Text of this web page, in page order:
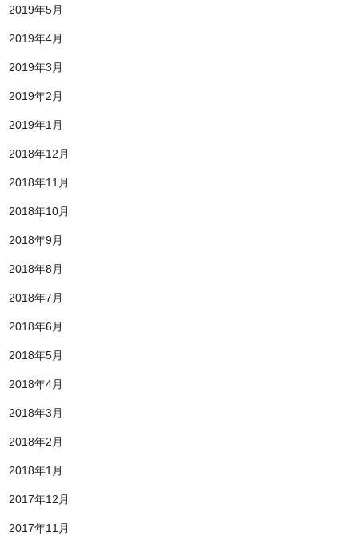
2019年5月
2019年4月
2019年3月
2019年2月
2019年1月
2018年12月
2018年11月
2018年10月
2018年9月
2018年8月
2018年7月
2018年6月
2018年5月
2018年4月
2018年3月
2018年2月
2018年1月
2017年12月
2017年11月